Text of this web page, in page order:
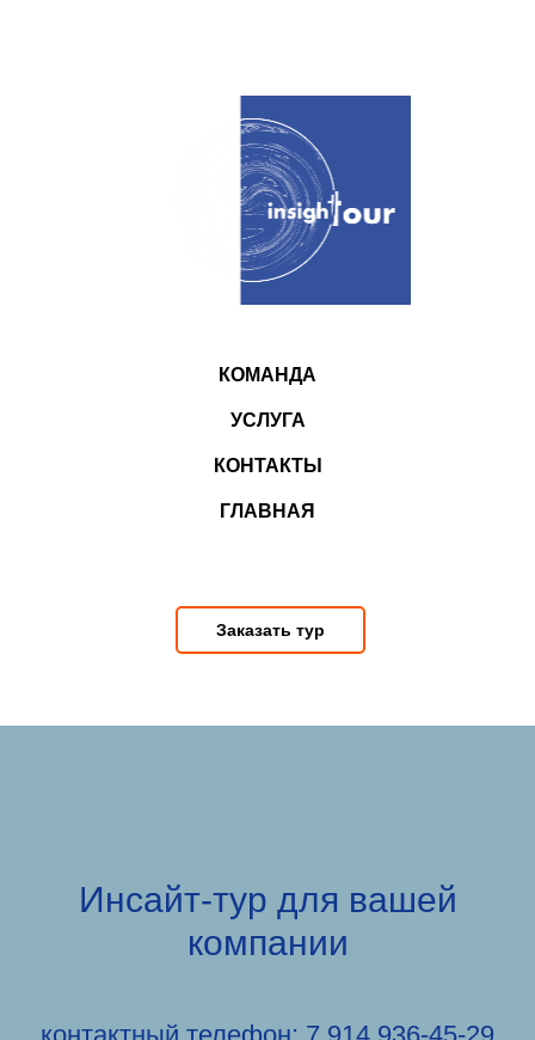
КОМАНДА
УСЛУГА
КОНТАКТЫ
ГЛАВНАЯ
Заказать тур
Инсайт-тур для вашей
компании